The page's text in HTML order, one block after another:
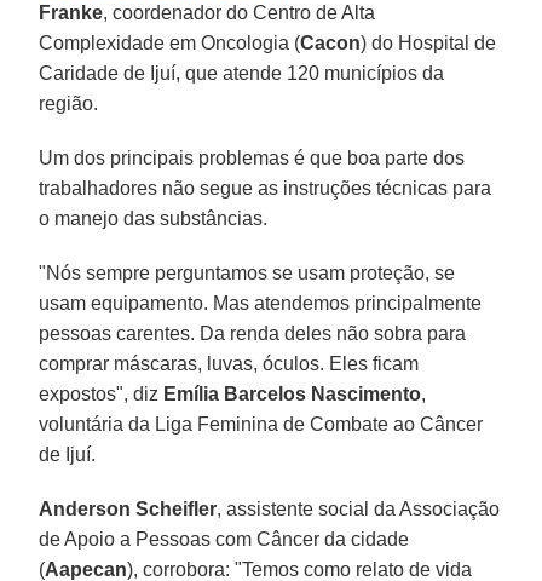
Franke, coordenador do Centro de Alta
Complexidade em Oncologia (Cacon) do Hospital de
Caridade de Ijuí, que atende 120 municípios da
região.
Um dos principais problemas é que boa parte dos
trabalhadores não segue as instruções técnicas para
o manejo das substâncias.
"Nós sempre perguntamos se usam proteção, se
usam equipamento. Mas atendemos principalmente
pessoas carentes. Da renda deles não sobra para
comprar máscaras, luvas, óculos. Eles ficam
expostos", diz Emília Barcelos Nascimento,
voluntária da Liga Feminina de Combate ao Câncer
de Ijuí.
Anderson Scheifler, assistente social da Associação
de Apoio a Pessoas com Câncer da cidade
(Aapecan), corrobora: "Temos como relato de vida